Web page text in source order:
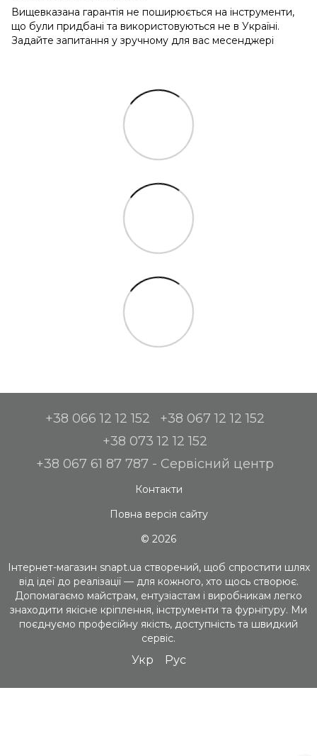
Вищевказана гарантія не поширюється на інструменти,
що були придбані та використовуються не в Україні.
Задайте запитання у зручному для вас месенджері
+38 066 12 12 152
+38 067 12 12 152
+38 073 12 12 152
+38 067 61 87 787 - Сервісний центр
Контакти
Повна версія сайту
© 2026
Інтернет-магазин snapt.ua створений, щоб спростити шлях
від ідеї до реалізації — для кожного, хто щось створює.
Допомагаємо майстрам, ентузіастам і виробникам легко
знаходити якісне кріплення, інструменти та фурнітуру. Ми
поєднуємо професійну якість, доступність та швидкий
сервіс.
Укр Рус